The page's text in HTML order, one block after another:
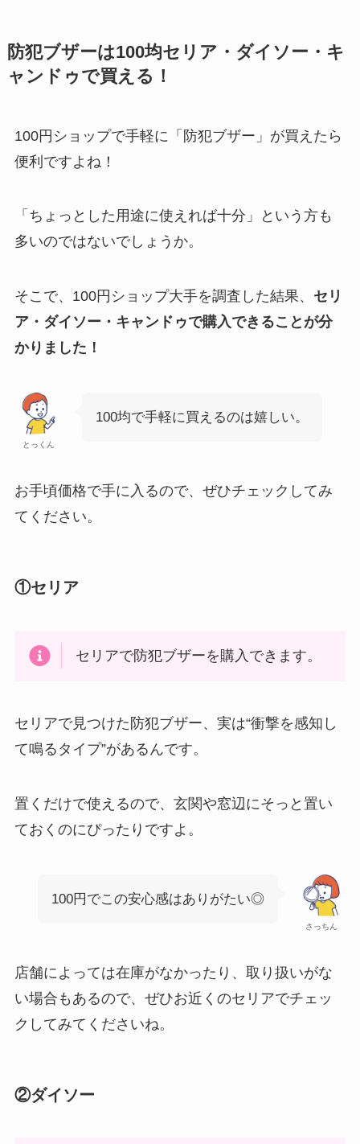
防犯ブザーは100均セリア・ダイソー・キ
ャンドゥで買える！
100円ショップで手軽に「防犯ブザー」が買えたら
便利ですよね！
「ちょっとした用途に使えれば十分」という方も
多いのではないでしょうか。
そこで、100円ショップ大手を調査した結果、 セリ
ア・ダイソー・キャンドゥで購入できることが分
かりました！
とっくん
100均で手軽に買えるのは嬉しい。
お手頃価格で手に入るので、ぜひチェックしてみ
てください。
①セリア
セリアで防犯ブザーを購入できます。
セリアで見つけた防犯ブザー、実は“衝撃を感知し
て鳴るタイプ”があるんです。
置くだけで使えるので、玄関や窓辺にそっと置い
ておくのにぴったりですよ。
さっちん
100円でこの安心感はありがたい◎
店舗によっては在庫がなかったり、取り扱いがな
い場合もあるので、ぜひお近くのセリアでチェッ
クしてみてくださいね。
②ダイソー